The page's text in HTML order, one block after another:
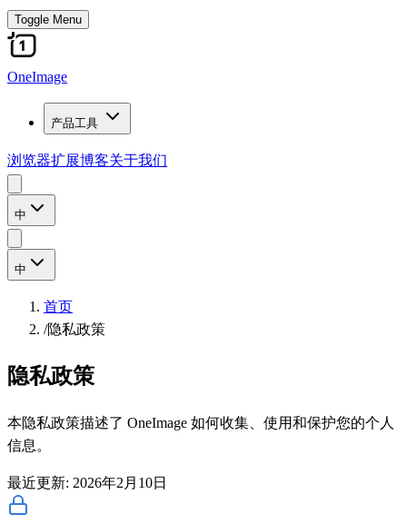
Toggle Menu
OneImage
产品工具
浏览器扩展博客关于我们
中
中
首页
/隐私政策
隐私政策
本隐私政策描述了 OneImage 如何收集、使用和保护您的个人
信息。
最近更新: 2026年2月10日